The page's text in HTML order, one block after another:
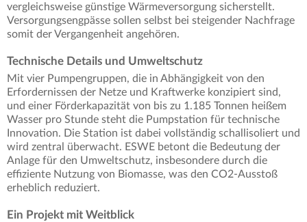
vergleichsweise günstige Wärmeversorgung sicherstellt.
Versorgungsengpässe sollen selbst bei steigender Nachfrage
somit der Vergangenheit angehören.
Technische Details und Umweltschutz
Mit vier Pumpengruppen, die in Abhängigkeit von den
Erfordernissen der Netze und Kraftwerke konzipiert sind,
und einer Förderkapazität von bis zu 1.185 Tonnen heißem
Wasser pro Stunde steht die Pumpstation für technische
Innovation. Die Station ist dabei vollständig schallisoliert und
wird zentral überwacht. ESWE betont die Bedeutung der
Anlage für den Umweltschutz, insbesondere durch die
effiziente Nutzung von Biomasse, was den CO2-Ausstoß
erheblich reduziert.
Ein Projekt mit Weitblick